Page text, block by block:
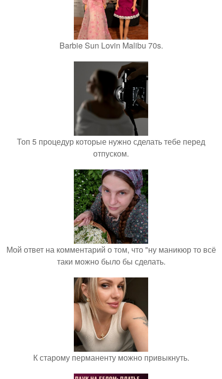
Barbie Sun Lovin Malibu 70s.
Топ 5 процедур которые нужно сделать тебе перед
отпуском.
Мой ответ на комментарий о том, что "ну маникюр то всё
таки можно было бы сделать.
К старому перманенту можно привыкнуть.